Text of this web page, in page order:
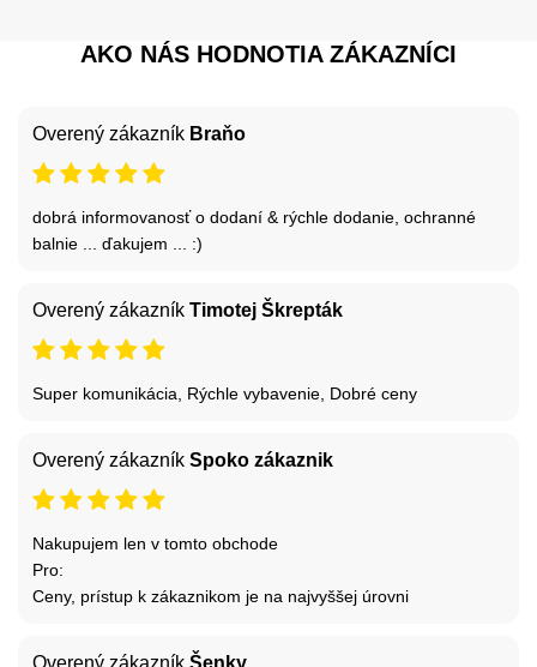
AKO NÁS HODNOTIA ZÁKAZNÍCI
Overený zákazník Braňo
dobrá informovanosť o dodaní & rýchle dodanie, ochranné
balnie ... ďakujem ... :)
Overený zákazník Timotej Škrepták
Super komunikácia, Rýchle vybavenie, Dobré ceny
Overený zákazník Spoko zákaznik
Nakupujem len v tomto obchode
Pro:
Ceny, prístup k zákaznikom je na najvyššej úrovni
Overený zákazník Šenky